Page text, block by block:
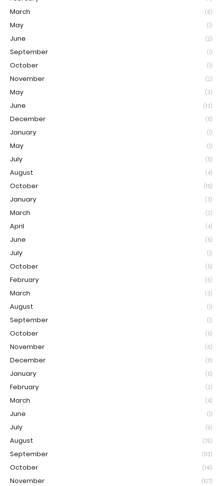
March (6)
May (1)
June (2)
September (1)
October (1)
November (2)
May (3)
June (13)
December (11)
January (1)
May (1)
July (5)
August (4)
October (15)
January (3)
March (2)
April (4)
June (5)
July (1)
October (5)
February (6)
March (3)
August (1)
September (1)
October (5)
November (6)
December (11)
January (5)
February (2)
March (4)
June (1)
July (9)
August (76)
September (113)
October (141)
November (127)